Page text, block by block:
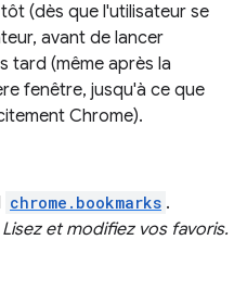
(dès que l'utilisateur se
avant de lancer
tard (même après la
fenêtre, jusqu'à ce que
Chrome).
chrome.bookmarks .
Lisez et modifiez vos favoris.